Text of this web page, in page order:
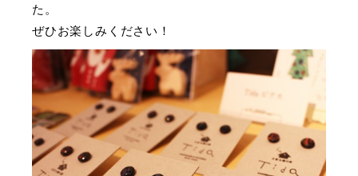
た。
ぜひお楽しみください！